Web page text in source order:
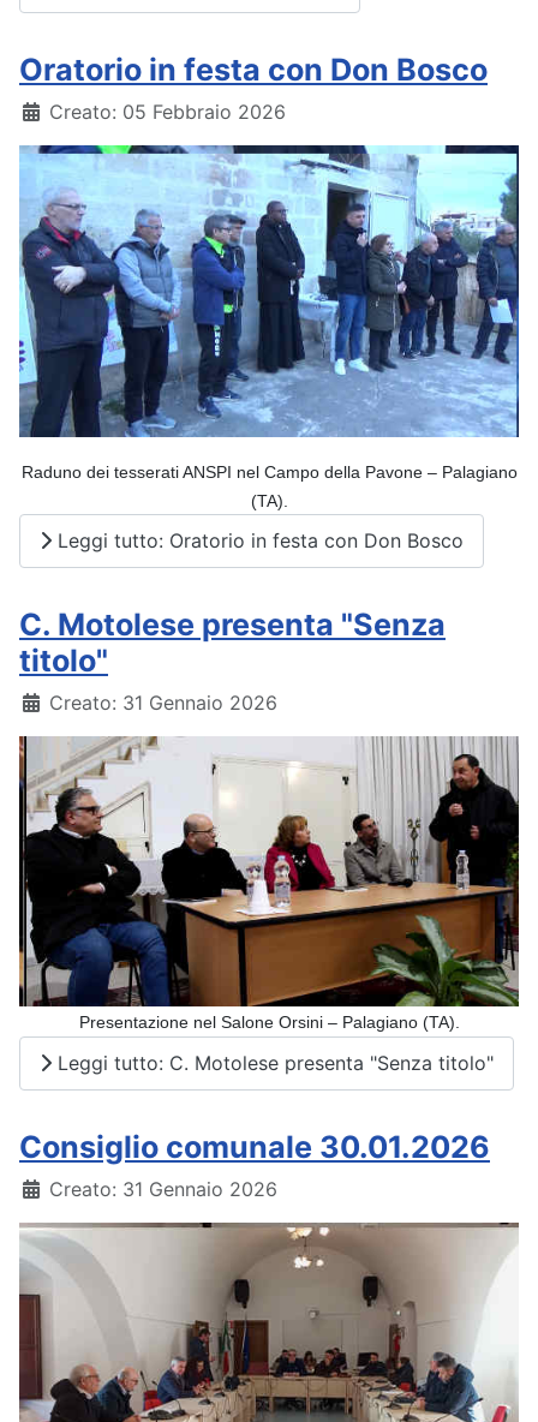
Oratorio in festa con Don Bosco
Dettagli
Creato: 05 Febbraio 2026
Raduno dei tesseratiANSPI nel Campo della Pavone – Palagiano
(TA)
Leggi tutto: Oratorio in festa con Don Bosco
C. Motolese presenta "Senza
titolo"
Dettagli
Creato: 31 Gennaio 2026
Presentazione nel Salone Orsini – Palagiano (TA)
Leggi tutto: C. Motolese presenta "Senza titolo"
Consiglio comunale 30.01.2026
Dettagli
Creato: 31 Gennaio 2026